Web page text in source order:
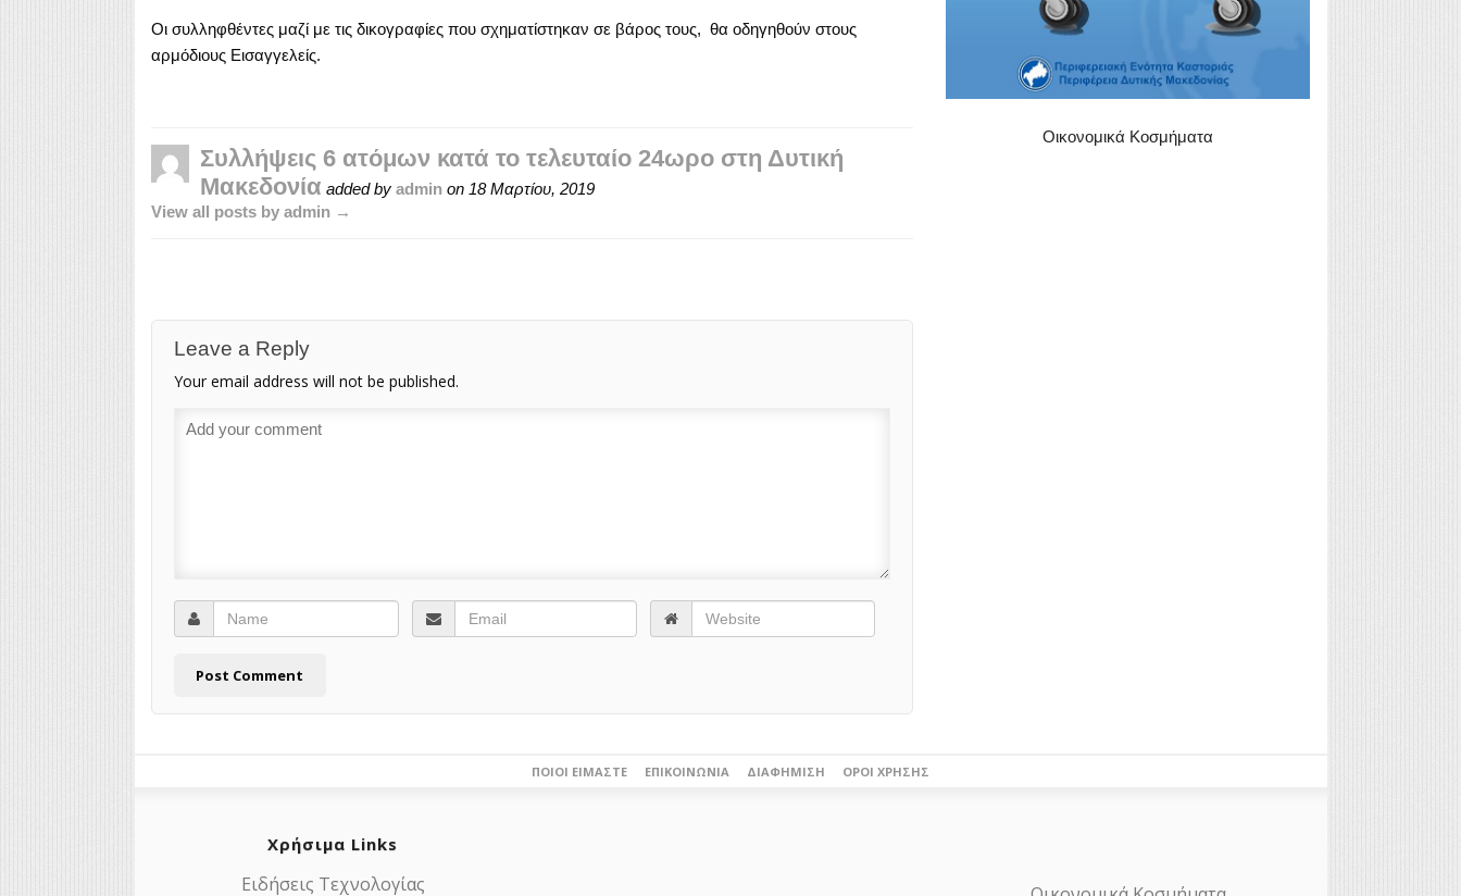
Οι συλληφθέντες μαζί με τις δικογραφίες που σχηματίστηκαν σε βάρος τους, θα οδηγηθούν στους
αρμόδιους Εισαγγελείς.
Συλλήψεις 6 ατόμων κατά το τελευταίο 24ωρο στη Δυτική
Μακεδονία added by adminon 18 Μαρτίου, 2019
View all posts by admin →
Leave a Reply
Your email address will not be published.
Οικονομικά Κοσμήματα
ΠΟΙΟΙ ΕΊΜΑΣΤΕ ΕΠΙΚΟΙΝΩΝΊΑ ΔΙΑΦΉΜΙΣΗ ΌΡΟΙ ΧΡΉΣΗΣ
Χρήσιμα Links
Ειδήσεις Τεχνολογίας